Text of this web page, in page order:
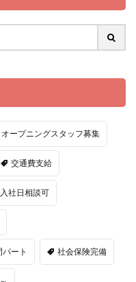
オープニングスタッフ募集
交通費支給
入社日相談可
ート 社会保険完備